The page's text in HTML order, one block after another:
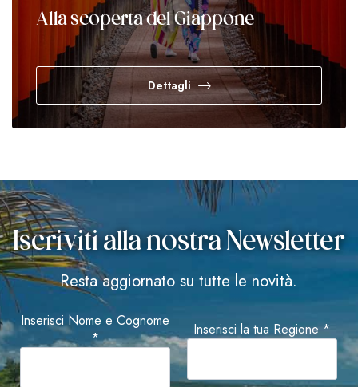
Alla scoperta del Giappone
Dettagli
Iscriviti alla nostra Newsletter
Resta aggiornato su tutte le novità.
Inserisci Nome e Cognome
*
Inserisci la tua Regione *